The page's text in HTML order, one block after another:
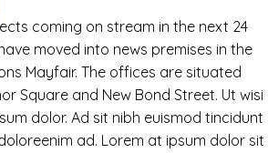
coming on stream in the next 24
moved into news premises in the
Mayfair. The offices are situated
Square and New Bond Street. Ut wisi
dolor. Ad sit nibh euismod tincidunt
ad. Lorem at ipsum dolor sit